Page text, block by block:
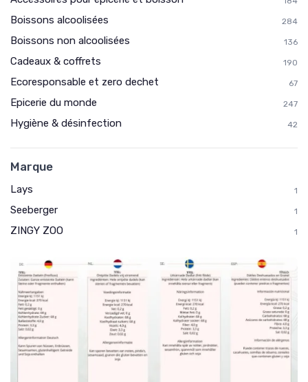
Boissons alcoolisées 284
Boissons non alcoolisées 136
Cadeaux & coffrets 190
Ecoresponsable et zero dechet 67
Epicerie du monde 247
Hygiène & désinfection 42
Marque
Lays 1
Seeberger 1
ZINGY ZOO 1